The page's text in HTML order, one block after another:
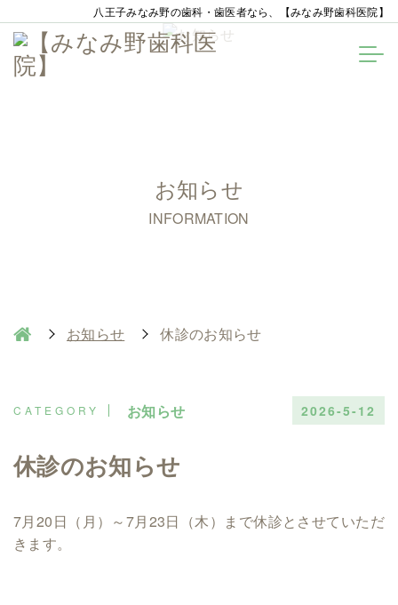
八王子みなみ野の歯科・歯医者なら、【みなみ野歯科医院】
お知らせ
INFORMATION
お知らせ 休診のお知らせ
お知らせ 2026-5-12
休診のお知らせ
7月20日（月）～7月23日（木）まで休診とさせていただ
きます。